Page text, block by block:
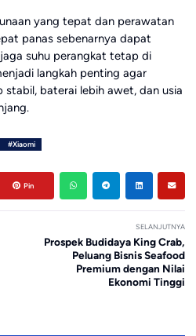
yang tepat dan perawatan
panas sebenarnya dapat
suhu perangkat tetap di
langkah penting agar
baterai lebih awet, dan usia
#Xiaomi
Pin
SELANJUTNYA
Prospek Budidaya King Crab,
Peluang Bisnis Seafood
Premium dengan Nilai
Ekonomi Tinggi